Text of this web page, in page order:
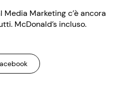
Marketing c’è ancora
McDonald’s incluso.